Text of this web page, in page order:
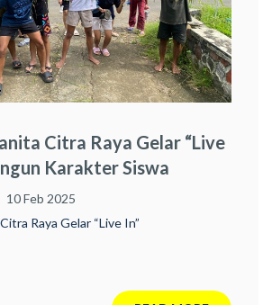
Citra Raya Gelar “Live
Karakter Siswa
Hidup Bersama
10 Feb 2025
Raya Gelar “Live In”